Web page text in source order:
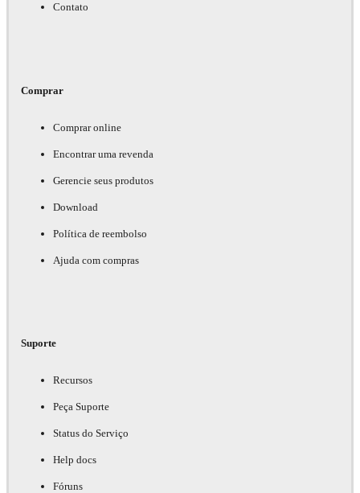
Contato
Comprar
Comprar online
Encontrar uma revenda
Gerencie seus produtos
Download
Política de reembolso
Ajuda com compras
Suporte
Recursos
Peça Suporte
Status do Serviço
Help docs
Fóruns